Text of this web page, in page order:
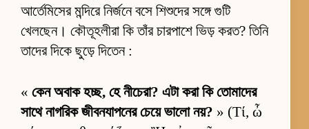
আর্তেমিসের মন্দিরে নির্জনে বসে শিশুদের সঙ্গে গুটি
খেলছেন। কৌতূহলীরা কি তাঁর চারপাশে ভিড় করত? তিনি
তাদের দিকে ছুড়ে দিতেন :
« কেন অবাক হচ্ছ, হে নীচেরা? এটা করা কি তোমাদের
সাথে নাগরিক জীবনযাপনের চেয়ে ভালো নয়? » (Τί, ὦ